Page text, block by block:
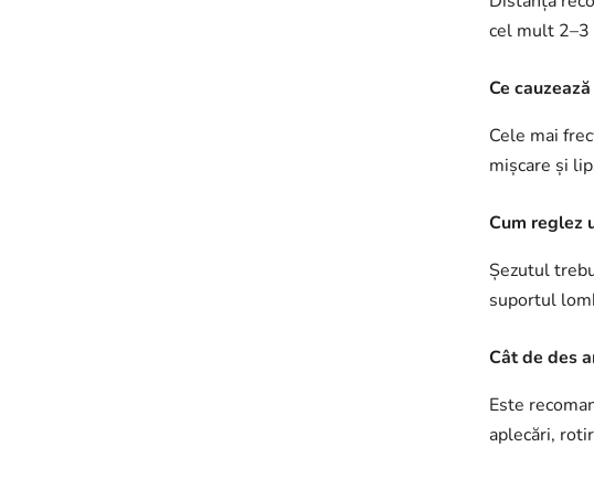
cel mult 2–3
Ce
Cele mai
mișcare și
Cum reglez
Șezutul
suportul
Cât de des
Este
aplecări,